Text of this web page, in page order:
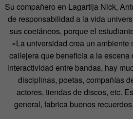
Su compañero en Lagartija Nick,
de responsabilidad a la vida
sus coetáneos, porque el
«La universidad crea un ambiente
callejera que beneficia a la escena
interactividad entre bandas, hay
disciplinas, poetas, compañías
actores, tiendas de discos, etc.
general, fabrica buenos